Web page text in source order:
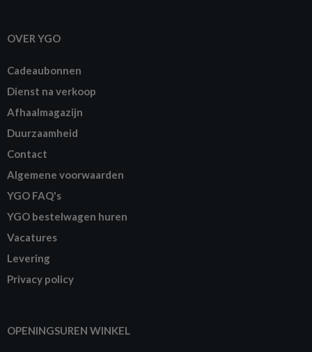
OVER YGO
Cadeaubonnen
Dienst na verkoop
Afhaalmagazijn
Duurzaamheid
Contact
Algemene voorwaarden
YGO FAQ's
YGO bestelwagen huren
Vacatures
Levering
Privacy policy
OPENINGSUREN WINKEL